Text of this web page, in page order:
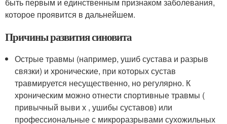
которое проявится в дальнейшем.
Причины развития синовита
Острые травмы (например, ушиб сустава и разрыв
связки) и хронические, при которых сустав
травмируется несущественно, но регулярно. К
хроническим можно отнести спортивные травмы (
привычный выви х , ушибы суставов) или
профессиональные с микроразрывами сухожильных